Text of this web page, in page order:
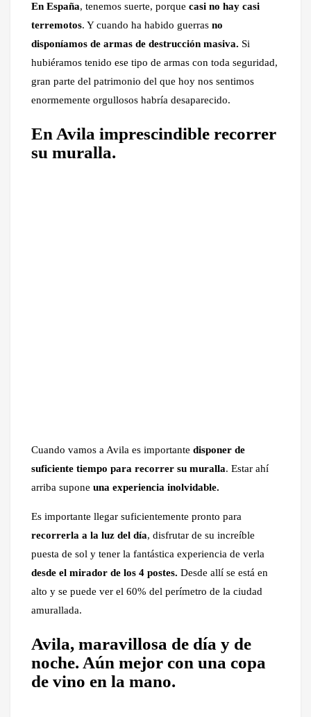
En España, tenemos suerte, porque casi no hay casi
terremotos. Y cuando ha habido guerras no
disponíamos de armas de destrucción masiva. Si
hubiéramos tenido ese tipo de armas con toda seguridad,
gran parte del patrimonio del que hoy nos sentimos
enormemente orgullosos habría desaparecido.
En Avila imprescindible recorrer
su muralla.
Cuando vamos a Avila es importante disponer de
suficiente tiempo para recorrer su muralla. Estar ahí
arriba supone una experiencia inolvidable.
Es importante llegar suficientemente pronto para
recorrerla a la luz del día, disfrutar de su increíble
puesta de sol y tener la fantástica experiencia de verla
desde el mirador de los 4 postes. Desde allí se está en
alto y se puede ver el 60% del perímetro de la ciudad
amurallada.
Avila, maravillosa de día y de
noche. Aún mejor con una copa
de vino en la mano.